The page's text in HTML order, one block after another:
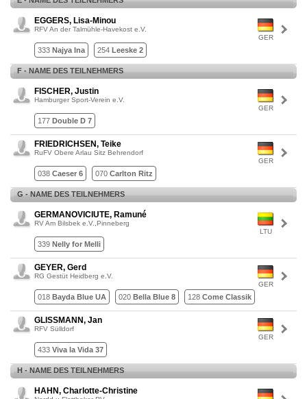
GER
EGGERS, Lisa-Minou
RFV An der Talmühle-Havekost e.V.
333 Najya Ina 254 Leeske 2
F - NAME DES TEILNEHMERS
GER
FISCHER, Justin
Hamburger Sport-Verein e.V.
177 Double D 7
GER
FRIEDRICHSEN, Teike
RuFV Obere Arlau Sitz Behrendorf
038 Caeser 6 070 Carlton Ritz
G - NAME DES TEILNEHMERS
LTU
GERMANOVICIUTE, Ramuné
RV Am Bilsbek e.V.,Pinneberg
339 Nelly for Melli
GER
GEYER, Gerd
RG Gestüt Heidberg e.V.
018 Bayda Blue UA 020 Bella Blue 8 128 Come Classik
GER
GLISSMANN, Jan
RFV Sülldorf
433 Viva la Vida 37
H - NAME DES TEILNEHMERS
HAHN, Charlotte-Christine